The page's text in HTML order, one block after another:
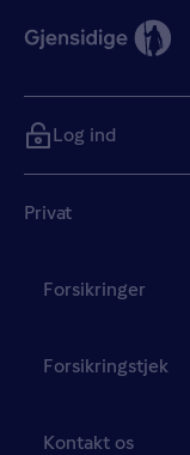
Privat
Forsikringer
Forsikringstjek
Kontakt os
Log ind